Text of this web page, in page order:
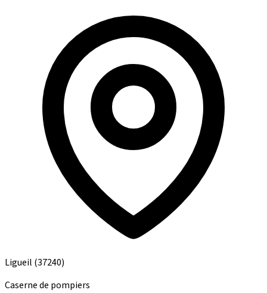
Ligueil (37240)
Caserne de pompiers